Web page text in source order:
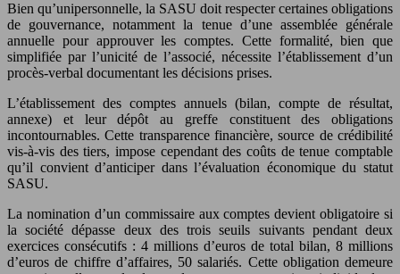
Bien qu’unipersonnelle, la SASU doit respecter certaines obligations
de gouvernance, notamment la tenue d’une assemblée générale
annuelle pour approuver les comptes. Cette formalité, bien que
simplifiée par l’unicité de l’associé, nécessite l’établissement d’un
procès-verbal documentant les décisions prises.
L’établissement des comptes annuels (bilan, compte de résultat,
annexe) et leur dépôt au greffe constituent des obligations
incontournables. Cette transparence financière, source de crédibilité
vis-à-vis des tiers, impose cependant des coûts de tenue comptable
qu’il convient d’anticiper dans l’évaluation économique du statut
SASU.
La nomination d’un commissaire aux comptes devient obligatoire si
la société dépasse deux des trois seuils suivants pendant deux
exercices consécutifs : 4 millions d’euros de total bilan, 8 millions
d’euros de chiffre d’affaires, 50 salariés. Cette obligation demeure